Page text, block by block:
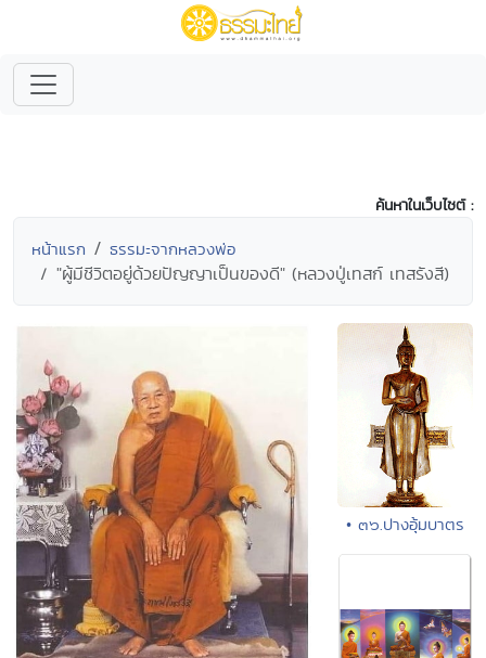
ค้นหาในเว็บไซต์ :
หน้าแรก ธรรมะจากหลวงพ่อ
"ผู้มีชีวิตอยู่ด้วยปัญญาเป็นของดี" (หลวงปู่เทสก์ เทสรังสี)
• ๓๖.ปางอุ้มบาตร